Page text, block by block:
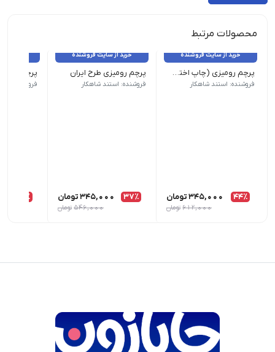
محصولات مرتبط
خرید از سایت فروشنده
پرچم رومیزی (چاپ اختصاصی)
فروشنده: استند شاهکار
44٪ 345,000تومان
612,000 تومان
خرید از سایت فروشنده
پرچم رومیزی طرح ایران
فروشنده: استند شاهکار
37٪ 345,000تومان
546,000 تومان
پرچم
نوع پرچم
فروشنده:
6٪